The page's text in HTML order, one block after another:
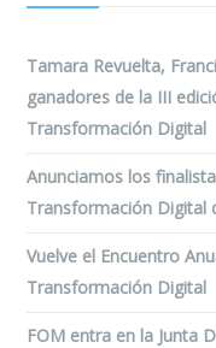
Tamara Revuelta,
ganadores de la III
Transformación Digital
Anunciamos los
Transformación Digital
Vuelve el Encuentro
Transformación Digital
FOM entra en la Junta